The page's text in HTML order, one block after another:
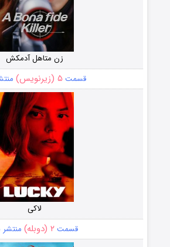
زن متاهل آدمکش
قسمت ۵ (زیرنویس)
لاکی
قسمت ۲ (دوبله) منتشر